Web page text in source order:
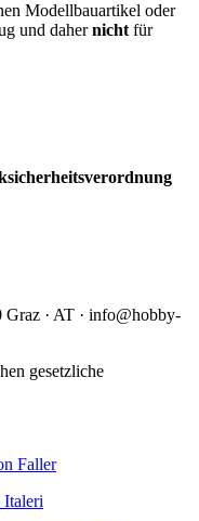
Modellbauartikel oder
und dahernicht für
· AT · info@hobby-
gesetzliche
Faller
Italeri